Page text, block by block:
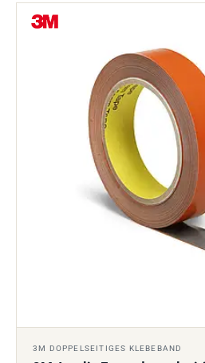
3M DOPPELSEITIGES KLEBEBAND